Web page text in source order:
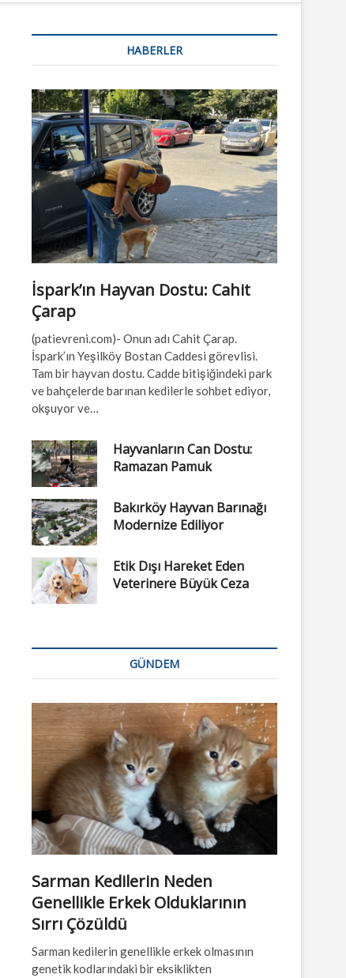
u
u
t
o
n
HABERLER
İspark’ın Hayvan Dostu: Cahit
Çarap
(patievreni.com)- Onun adı Cahit Çarap.
İspark’ın Yeşilköy Bostan Caddesi görevlisi.
Tam bir hayvan dostu. Cadde bitişiğindeki park
ve bahçelerde barınan kedilerle sohbet ediyor,
okşuyor ve…
Hayvanların Can Dostu:
Ramazan Pamuk
Bakırköy Hayvan Barınağı
Modernize Ediliyor
Etik Dışı Hareket Eden
Veterinere Büyük Ceza
GÜNDEM
Sarman Kedilerin Neden
Genellikle Erkek Olduklarının
Sırrı Çözüldü
Sarman kedilerin genellikle erkek olmasının
genetik kodlarındaki bir eksiklikten